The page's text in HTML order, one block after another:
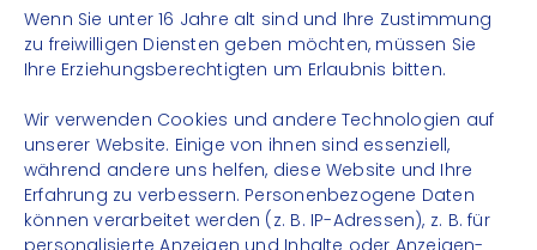
Wenn Sie unter 16 Jahre alt sind und Ihre Zustimmung
zu freiwilligen Diensten geben möchten, müssen Sie
Ihre Erziehungsberechtigten um Erlaubnis bitten.
Wir verwenden Cookies und andere Technologien auf
unserer Website. Einige von ihnen sind essenziell,
während andere uns helfen, diese Website und Ihre
Erfahrung zu verbessern. Personenbezogene Daten
können verarbeitet werden (z. B. IP-Adressen), z. B. für
personalisierte Anzeigen und Inhalte oder Anzeigen-
Barrierefreiheit
Datenschutz
Impressum
Kontakt
FOLGE UNS
Instagram